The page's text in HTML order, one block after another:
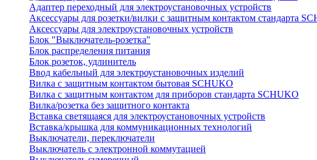
Адаптер переходный для электроустановочных устройств
Аксессуары для розетки/вилки с защитным контактом стандарта
Аксессуары для электроустановочных устройств
Блок "Выключатель-розетка"
Блок распределения питания
Блок розеток, удлинитель
Ввод кабельный для электроустановочных изделий
Вилка с защитным контактом бытовая SCHUKO
Вилка с защитным контактом для приборов стандарта SCHUKO
Вилка/розетка без защитного контакта
Вставка светящаяся для электроустановочных устройств
Вставка/крышка для коммуникационных технологий
Выключатели, переключатели
Выключатель с электронной коммутацией